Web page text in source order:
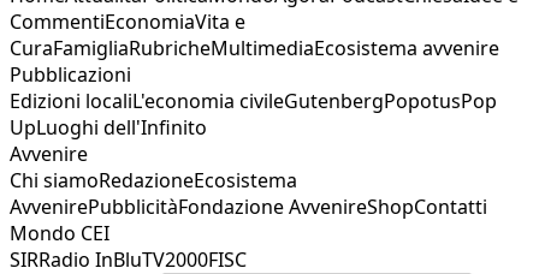
CommentiEconomiaVita e
CuraFamigliaRubricheMultimediaEcosistema avvenire
Pubblicazioni
Edizioni localiL'economia civileGutenbergPopotusPop
UpLuoghi dell'Infinito
Avvenire
Chi siamoRedazioneEcosistema
AvvenirePubblicitàFondazione AvvenireShopContatti
Mondo CEI
SIRRadio InBluTV2000FISC